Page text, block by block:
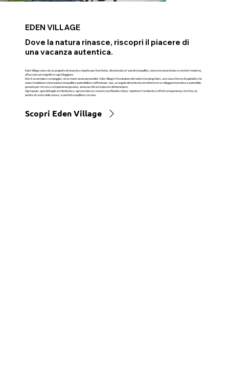
EDEN VILLAGE
Dove la natura rinasce, riscopri il piacere di
una vacanza autentica.
Eden Village nasce da un progetto di rinascita e rispetto per il territorio, diventando un’oasi di tranquillità, natura incontaminata e comfort moderno,
affacciata sul magnifico Lago Maggiore.
Non è un semplice campeggio, né un resort senza personalità: Eden Village è l'evoluzione del nostro Camping Eden, una nuova forma di ospitalità che
unisce tradizione e innovazione ed equilibra sostenibilità e raffinatezza. Qui, un angolo dimenticato si trasforma in un villaggio innovativo e sostenibile,
pensato per chi cerca un'esperienza genuina, senza sacrificare il piacere del benessere.
Ogni spazio, ogni dettaglio architettonico, ogni servizio raccontano una filosofia chiara: rispettare l’ambiente e offrirti un'esperienza che ti faccia
sentire al centro della natura, in perfetto equilibrio con essa.
Scopri Eden Village